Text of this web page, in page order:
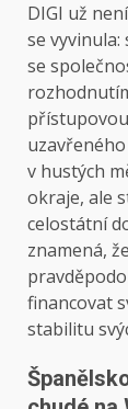
DIGI už
se
se
v hustých
okraje, ale
celostátní
znamená,
financovat
stabilitu